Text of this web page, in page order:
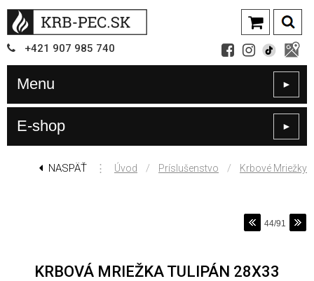
+421 907 985 740
Menu ►
E-shop ►
NASPÄŤ ⋮ Úvod / Príslušenstvo / Krbové Mriežky
44/91
KRBOVÁ MRIEŽKA TULIPÁN 28X33